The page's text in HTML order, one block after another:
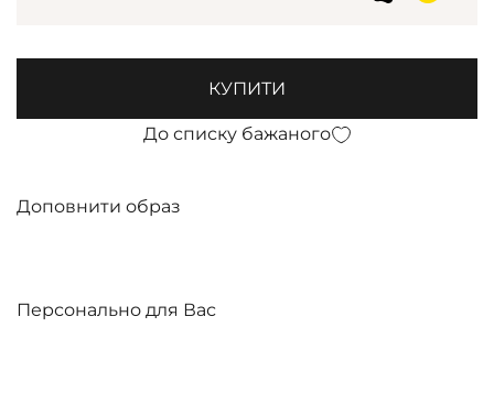
КУПИТИ
До списку бажаного
Доповнити образ
Персонально для Вас